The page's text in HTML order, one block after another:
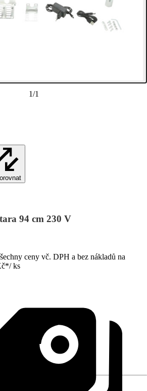
1/1
94 cm 230 V
ceny vč. DPH a bez nákladů na
*/ ks